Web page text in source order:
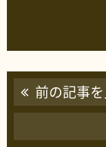
前の記事